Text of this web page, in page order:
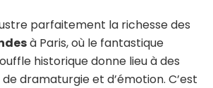
parfaitement la richesse des
à Paris, où le fantastique
historique donne lieu à des
dramaturgie et d’émotion. C’est